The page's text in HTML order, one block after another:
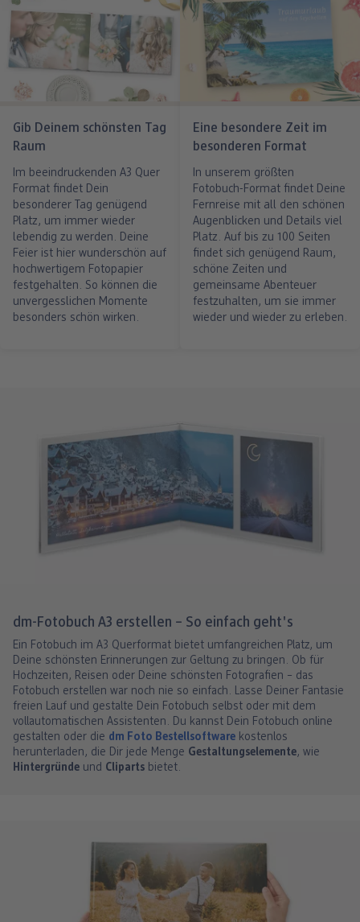
Gib Deinem schönsten Tag
Raum
Im beeindruckenden A3 Quer
Format findet Dein
besonderer Tag genügend
Platz, um immer wieder
lebendig zu werden. Deine
Feier ist hier wunderschön auf
hochwertigem Fotopapier
festgehalten. So können die
unvergesslichen Momente
besonders schön wirken.
Eine besondere Zeit im
besonderen Format
In unserem größten
Fotobuch-Format findet Deine
Fernreise mit all den schönen
Augenblicken und Details viel
Platz. Auf bis zu 100 Seiten
findet sich genügend Raum,
schöne Zeiten und
gemeinsame Abenteuer
festzuhalten, um sie immer
wieder und wieder zu erleben.
dm-Fotobuch A3 erstellen – So einfach geht's
Ein Fotobuch im A3 Querformat bietet umfangreichen Platz, um
Deine schönsten Erinnerungen zur Geltung zu bringen. Ob für
Hochzeiten, Reisen oder Deine schönsten Fotografien – das
Fotobuch erstellen war noch nie so einfach. Lasse Deiner Fantasie
freien Lauf und gestalte Dein Fotobuch selbst oder mit dem
vollautomatischen Assistenten. Du kannst Dein Fotobuch online
gestalten oder die dm Foto Bestellsoftware kostenlos
herunterladen, die Dir jede Menge Gestaltungselemente, wie
Hintergründe und Cliparts bietet.